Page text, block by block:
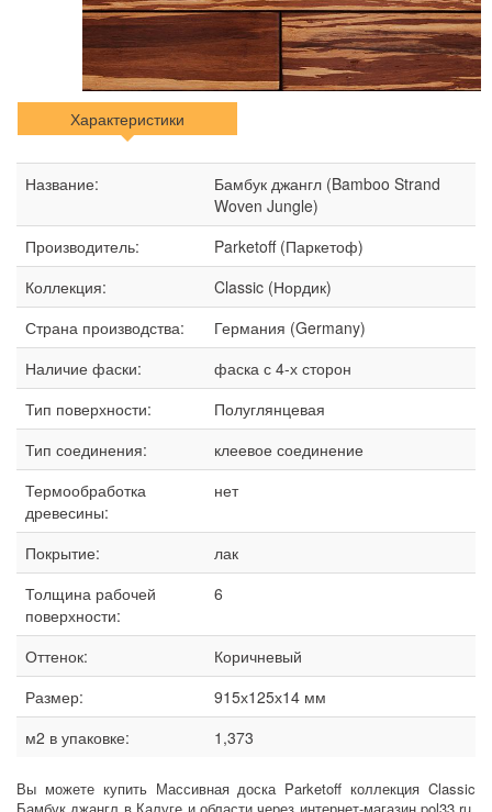
Характеристики
Название:
Бамбук джангл (Bamboo Strand
Woven Jungle)
Производитель:
Parketoff (Паркетоф)
Коллекция:
Classic (Нордик)
Страна производства:
Германия (Germany)
Наличие фаски:
фаска с 4-х сторон
Тип поверхности:
Полуглянцевая
Тип соединения:
клеевое соединение
Термообработка
древесины:
нет
Покрытие:
лак
Толщина рабочей
поверхности:
6
Оттенок:
Коричневый
Размер:
915х125х14 мм
м2 в упаковке:
1,373
Вы можете купить Массивная доска Parketoff коллекция Classic